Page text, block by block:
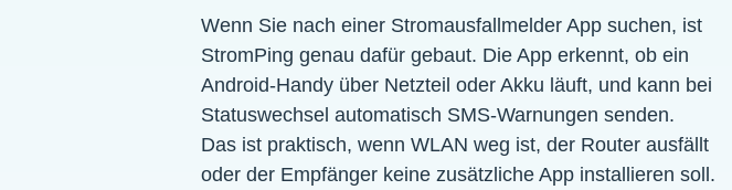
Wenn Sie nach einer Stromausfallmelder App suchen, ist
StromPing genau dafür gebaut. Die App erkennt, ob ein
Android-Handy über Netzteil oder Akku läuft, und kann bei
Statuswechsel automatisch SMS-Warnungen senden.
Das ist praktisch, wenn WLAN weg ist, der Router ausfällt
oder der Empfänger keine zusätzliche App installieren soll.